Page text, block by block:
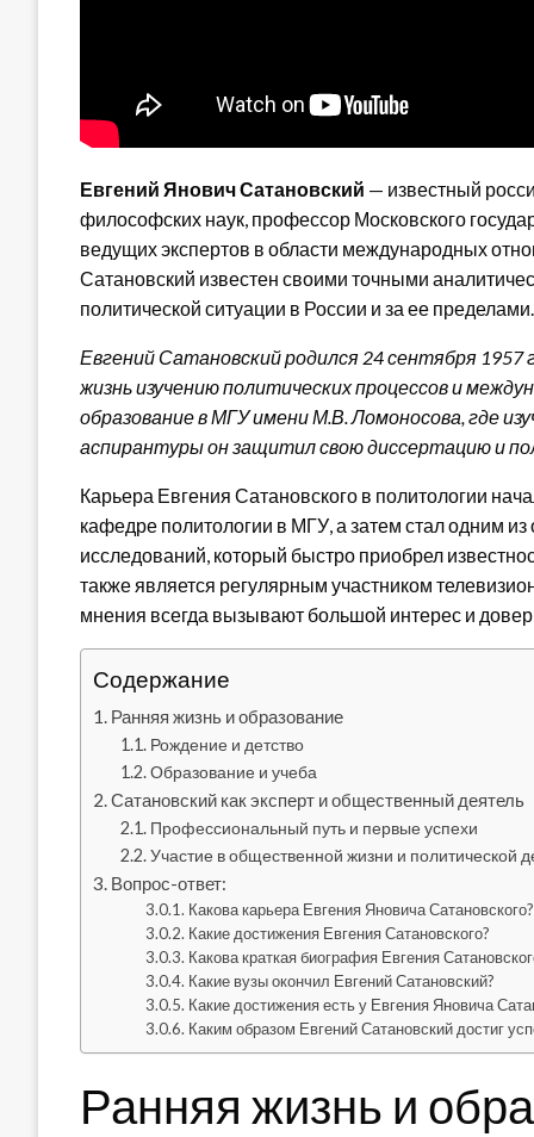
Евгений Янович Сатановский — известный
философских наук, профессор Московского
ведущих экспертов в области международных
Сатановский известен своими точными
политической ситуации в России и за ее пределами.
Евгений Сатановский родился 24 сентября
жизнь изучению политических процессов и
образование в МГУ имени М.В. Ломоносова, где
аспирантуры он защитил свою диссертацию и
Карьера Евгения Сатановского в политологии
кафедре политологии в МГУ, а затем стал одним
исследований, который быстро приобрел
также является регулярным участником
мнения всегда вызывают большой интерес и
Содержание
Ранняя жизнь и образование
Рождение и детство
Образование и учеба
Сатановский как эксперт и общественный деятель
Профессиональный путь и первые успехи
Участие в общественной жизни и политической
Вопрос-ответ:
Какова карьера Евгения Яновича Сатановского?
Какие достижения Евгения Сатановского?
Какова краткая биография Евгения
Какие вузы окончил Евгений Сатановский?
Какие достижения есть у Евгения Яновича
Каким образом Евгений Сатановский достиг
Ранняя жизнь и